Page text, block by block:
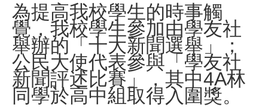
為提高我校學生的時事觸
覺，我校學生參加由學友社
舉辦的「十大新聞選舉」；
公民大使代表參與「學友社
新聞評述比賽」，其中4A林
同學於高中組取得入圍獎。